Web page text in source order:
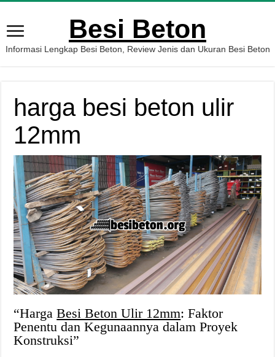
Besi Beton
Informasi Lengkap Besi Beton, Review Jenis dan Ukuran Besi Beton
harga besi beton ulir
12mm
“HargaBesi Beton Ulir 12mm: Faktor
Penentu dan Kegunaannya dalam Proyek
Konstruksi”